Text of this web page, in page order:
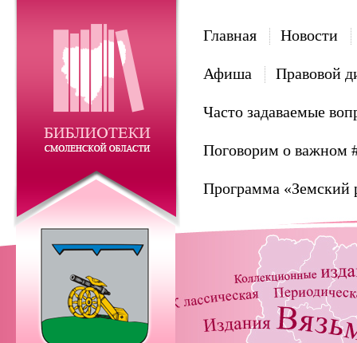
Главная Новости
Афиша Правовой
Часто задаваемые
Поговорим о важном
Программа «Земский